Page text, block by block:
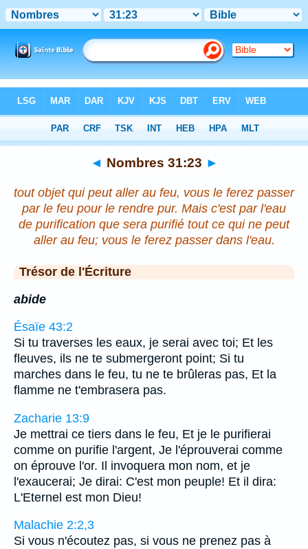
Chapitre 31> Verset 23
◄ Nombres 31:23 ►
tout objet qui peut aller au feu, vous le ferez passer
par le feu pour le rendre pur. Mais c'est par l'eau
de purification que sera purifié tout ce qui ne peut
aller au feu; vous le ferez passer dans l'eau.
Trésor de l'Écriture
abide
Ésaïe 43:2
Si tu traverses les eaux, je serai avec toi; Et les
fleuves, ils ne te submergeront point; Si tu
marches dans le feu, tu ne te brûleras pas, Et la
flamme ne t'embrasera pas.
Zacharie 13:9
Je mettrai ce tiers dans le feu, Et je le purifierai
comme on purifie l'argent, Je l'éprouverai comme
on éprouve l'or. Il invoquera mon nom, et je
l'exaucerai; Je dirai: C'est mon peuple! Et il dira:
L'Eternel est mon Dieu!
Malachie 2:2,3
Si vous n'écoutez pas, si vous ne prenez pas à